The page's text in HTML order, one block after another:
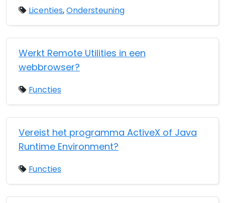
Licenties,Ondersteuning
Werkt Remote Utilities in een
webbrowser?
Functies
Vereist het programma ActiveX of Java
Runtime Environment?
Functies